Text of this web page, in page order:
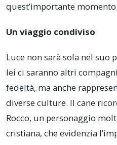
quest’importante
Un viaggio condiviso
Luce non sarà sola nel suo
lei ci saranno altri
fedeltà, ma anche
diverse culture. Il cane
Rocco, un personaggio
cristiana, che evidenzia